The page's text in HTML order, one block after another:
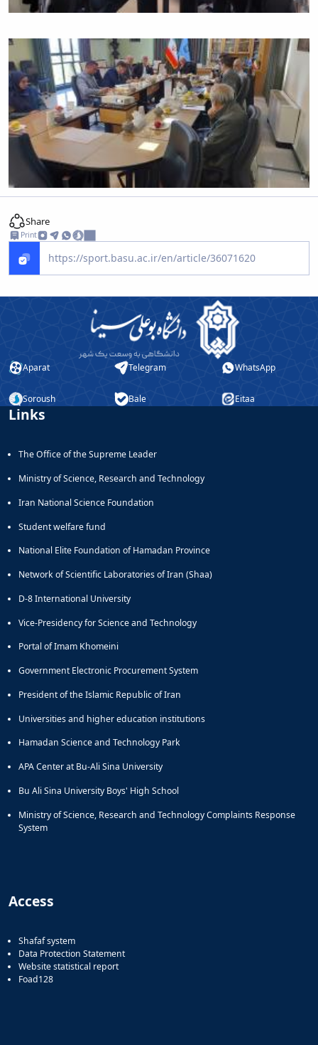
Share
Print
Aparat Telegram WhatsApp
Soroush Bale Eitaa
Links
The Office of the Supreme Leader
Ministry of Science, Research and Technology
Iran National Science Foundation
Student welfare fund
National Elite Foundation of Hamadan Province
Network of Scientific Laboratories of Iran (Shaa)
D-8 International University
Vice-Presidency for Science and Technology
Portal of Imam Khomeini
Government Electronic Procurement System
President of the Islamic Republic of Iran
Universities and higher education institutions
Hamadan Science and Technology Park
APA Center at Bu-Ali Sina University
Bu Ali Sina University Boys' High School
Ministry of Science, Research and Technology Complaints Response
System
Access
Shafaf system
Data Protection Statement
Website statistical report
Foad128